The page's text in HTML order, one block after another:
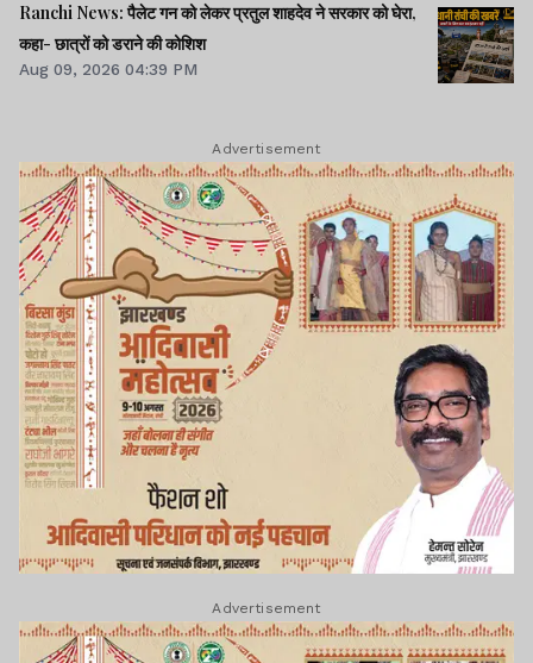
Ranchi News: पैलेट गन को लेकर प्रतुल शाहदेव ने सरकार को घेरा,
कहा- छात्रों को डराने की कोशिश
Aug 09, 2026 04:39 PM
Advertisement
Advertisement